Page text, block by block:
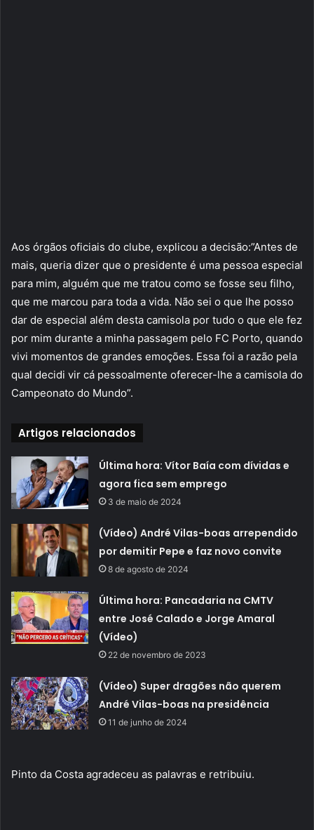
Aos órgãos oficiais do clube, explicou a decisão:”Antes de
mais, queria dizer que o presidente é uma pessoa especial
para mim, alguém que me tratou como se fosse seu filho,
que me marcou para toda a vida. Não sei o que lhe posso
dar de especial além desta camisola por tudo o que ele fez
por mim durante a minha passagem pelo FC Porto, quando
vivi momentos de grandes emoções. Essa foi a razão pela
qual decidi vir cá pessoalmente oferecer-lhe a camisola do
Campeonato do Mundo”.
Artigos relacionados
Última hora: Vítor Baía com dívidas e
agora fica sem emprego
3 de maio de 2024
(Vídeo) André Vilas-boas arrependido
por demitir Pepe e faz novo convite
8 de agosto de 2024
Última hora: Pancadaria na CMTV
entre José Calado e Jorge Amaral
(Vídeo)
22 de novembro de 2023
(Vídeo) Super dragões não querem
André Vilas-boas na presidência
11 de junho de 2024
Pinto da Costa agradeceu as palavras e retribuiu.